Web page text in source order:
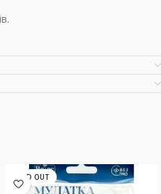
SOLD OUT